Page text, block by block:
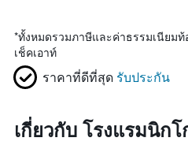
*ทั้งหมดรวมภาษีและค่าธรรมเนียม
เช็คเอาท์
ราคาที่ดีที่สุด รับประกัน
เกี่ยวกับ โรงแรมนิกโ